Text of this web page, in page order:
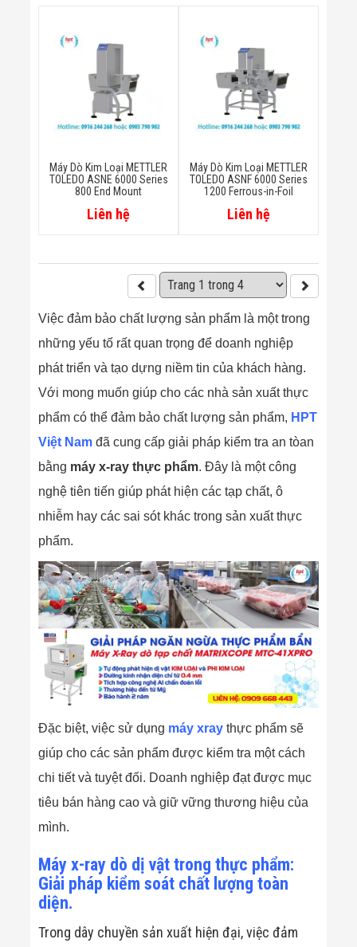
Máy Dò Kim Loại METTLER
TOLEDO ASNE 6000 Series
800 End Mount
Liên hệ
Máy Dò Kim Loại METTLER
TOLEDO ASNF 6000 Series
1200 Ferrous-in-Foil
Liên hệ
Việc đảm bảo chất lượng sản phẩm là một trong
những yếu tố rất quan trọng để doanh nghiệp
phát triển và tạo dựng niềm tin của khách hàng.
Với mong muốn giúp cho các nhà sản xuất thực
phẩm có thể đảm bảo chất lượng sản phẩm, HPT
Việt Nam đã cung cấp giải pháp kiểm tra an tòan
bằng máy x-ray thực phẩm. Đây là một công
nghệ tiên tiến giúp phát hiện các tạp chất, ô
nhiễm hay các sai sót khác trong sản xuất thực
phẩm.
Đặc biệt, việc sử dụng máy xray thực phẩm sẽ
giúp cho các sản phẩm được kiểm tra một cách
chi tiết và tuyệt đối. Doanh nghiệp đạt được mục
tiêu bán hàng cao và giữ vững thương hiệu của
mình.
Máy x-ray dò dị vật trong thực phẩm:
Giải pháp kiểm soát chất lượng toàn
diện.
Trong dây chuyền sản xuất hiện đại, việc đảm